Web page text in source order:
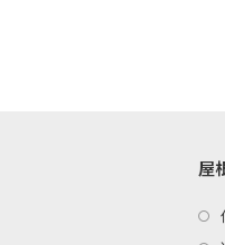
屋